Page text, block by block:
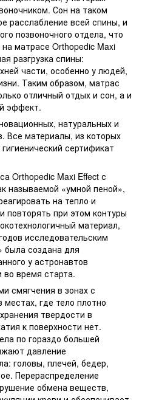
Сон на таком
расслабление всей спины, и
позвоночного отдела, что
матрасе Orthopedic Maxi
разгрузка спины:
части, особенно у людей,
Таким образом, матрас
отличный отдых и сон, а и
эффект.
натуральных и
Все материалы, из которых
сертификат
Orthopedic Maxi Effect с
называемой «умной пеной»,
на тепло и
повторять при этом контуры
материал,
исследовательским
была создана для
у астронавтов
во время старта.
смягчения в зонах с
где тело плотно
твердости в
к поверхности нет.
по гораздо большей
давление
головы, плечей, бедер,
Перераспределение
обмена веществ,